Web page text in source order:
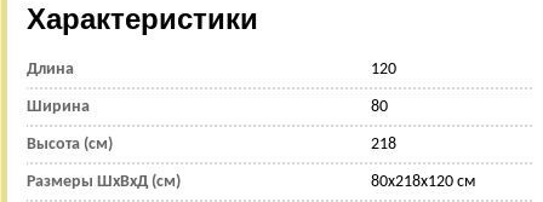
Характеристики
Длина 120
Ширина 80
Высота (см) 218
Размеры ШхВхД (см) 80x218x120 см